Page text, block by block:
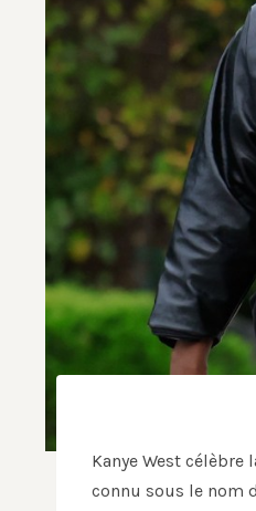
Kanye West
connu sous le nom